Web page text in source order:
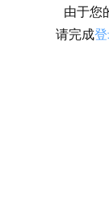
由于您
请完成